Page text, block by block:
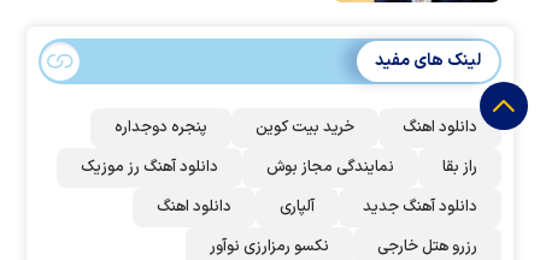
لینک های مفید
دانلود اهنگ خرید بیت کوین
پنجره دوجداره
راز بقا
نمایندگی مجاز بوش
دانلود آهنگ رز‌ موزیک
دانلود آهنگ جدید
آلپاری
دانلود اهنگ
رزرو هتل خارجی
نکسو رمزارزی نوآور